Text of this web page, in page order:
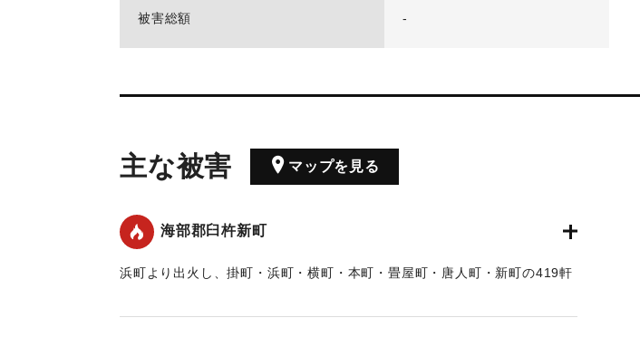
被害総額 -
主な被害 マップを見る
海部郡臼杵新町
浜町より出火し、掛町・浜町・横町・本町・畳屋町・唐人町・新町の419軒